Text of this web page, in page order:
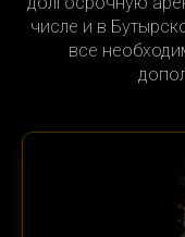
числе и в
все